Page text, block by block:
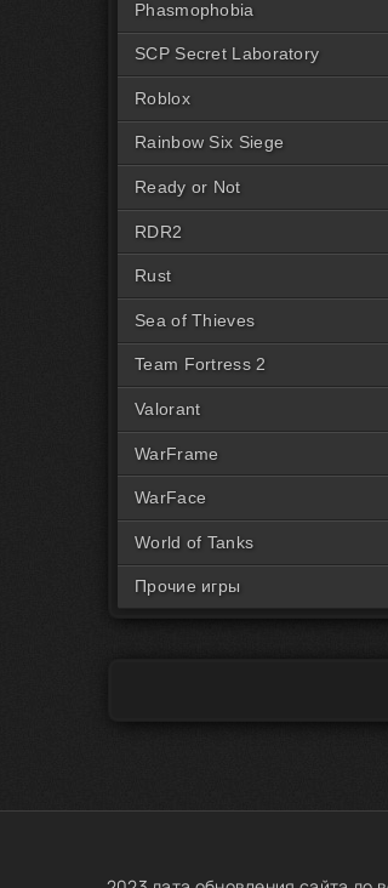
Phasmophobia
SCP Secret Laboratory
Roblox
Rainbow Six Siege
Ready or Not
RDR2
Rust
Читы на Rust Steam
Читы на Rust Пиратка
Sea of Thieves
Team Fortress 2
Valorant
WarFrame
WarFace
World of Tanks
Прочие игры